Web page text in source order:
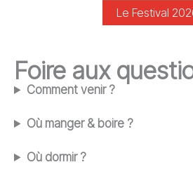
Le Festival
Foire aux
Comment venir ?
Où manger & boire ?
Où dormir ?